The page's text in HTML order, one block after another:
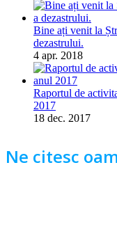
Bine ați venit la
dezastrului.
4 apr. 2018
Raportul de
2017
18 dec. 2017
Ne citesc